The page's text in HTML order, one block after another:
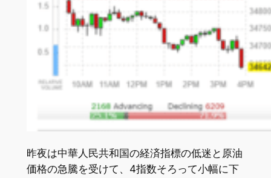
昨夜は中華人民共和国の経済指標の低迷と原油
価格の急騰を受けて、4指数そろって小幅に下